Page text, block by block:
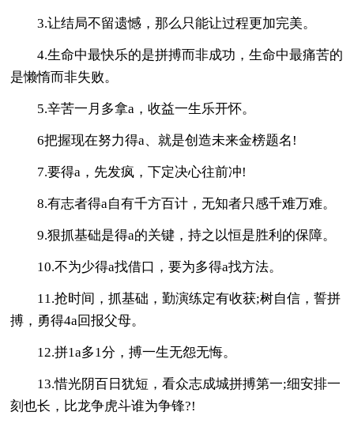
3.让结局不留遗憾，那么只能让过程更加完美。
4.生命中最快乐的是拼搏而非成功，生命中最痛苦的
是懒惰而非失败。
5.辛苦一月多拿a，收益一生乐开怀。
6把握现在努力得a、就是创造未来金榜题名!
7.要得a，先发疯，下定决心往前冲!
8.有志者得a自有千方百计，无知者只感千难万难。
9.狠抓基础是得a的关键，持之以恒是胜利的保障。
10.不为少得a找借口，要为多得a找方法。
11.抢时间，抓基础，勤演练定有收获;树自信，誓拼
搏，勇得4a回报父母。
12.拼1a多1分，搏一生无怨无悔。
13.惜光阴百日犹短，看众志成城拼搏第一;细安排一
刻也长，比龙争虎斗谁为争锋?!